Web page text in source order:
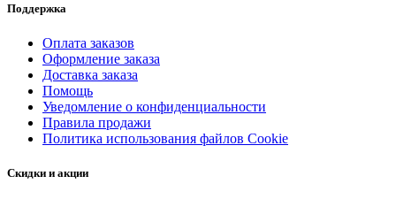
Поддержка
Оплата заказов
Оформление заказа
Доставка заказа
Помощь
Уведомление о конфиденциальности
Правила продажи
Политика использования файлов Cookie
Скидки и акции